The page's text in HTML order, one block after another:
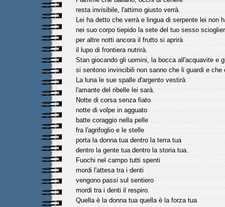
resta invisibile, l'attimo giusto verrà.
Lei ha detto che verrà e lingua di serpente lei non
nei suo corpo tiepido la sete del tuo sesso
per altre notti ancora il frutto si aprirà
il lupo di frontiera nutrirà.
Stan giocando gli uomini, la bocca all'acquavite e
si sentono invincibili non sanno che li guardi e che
La luna le sue spalle d'argento vestirà
l'amante del ribelle lei sarà.
Notte di corsa senza fiato
notte di volpe in agguato
batte coraggio nella pelle
fra l'agrifoglio e le stelle
porta la donna tua dentro la terra tua
dentro la gente tua dentro la storia tua.
Fuochi nel campo tutti spenti
mordi l'attesa tra i denti
vengono passi sul sentiero
mordi tra i denti il respiro.
Quella è la donna tua quella è la forza tua